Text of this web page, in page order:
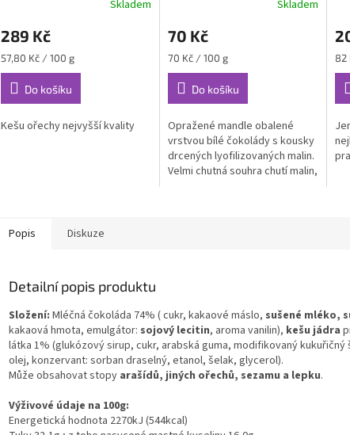
Skladem
289 Kč
Měrná
cena:
57,80 Kč / 100 g
Do košíku
Kešu ořechy nejvyšší kvality
Skladem
70 Kč
Měrná
cena:
70 Kč / 100 g
Do košíku
Opražené mandle obalené
vrstvou bílé čokolády s kousky
drcených lyofilizovaných malin.
Velmi chutná souhra chutí malin,
82
Popis Diskuze
Detailní popis produktu
Složení: Mléčná čokoláda 74% ( cukr, kakaové máslo, sušené mléko,
kakaová hmota, emulgátor: sojový lecitin, aroma vanilin), kešu jádra
látka 1% (glukózový sirup, cukr, arabská guma, modifikovaný
olej, konzervant: sorban draselný, etanol, šelak, glycerol).
Může obsahovat stopy arašídů, jiných ořechů, sezamu a lepku.
Výživové údaje na 100g:
Energetická hodnota 2270kJ (544kcal)